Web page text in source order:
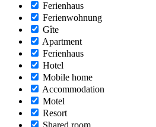
Ferienhaus
Ferienwohnung
Gîte
Apartment
Ferienhaus
Hotel
Mobile home
Accommodation
Motel
Resort
Shared room